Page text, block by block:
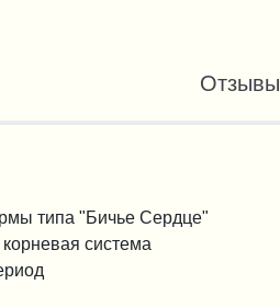
Отзывы
типа "Бичье Сердце"
система